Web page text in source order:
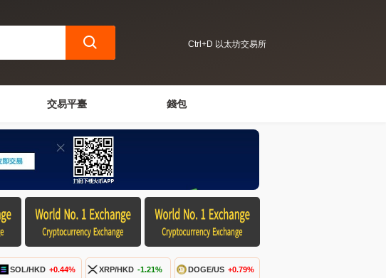
Ctrl+D 以太坊交易所
交易平臺 錢包
SOL/HKD +0.44% XRP/HKD -1.21% DOGE/US +0.79%